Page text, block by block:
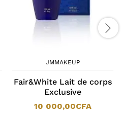
JMMAKEUP
Fair&White Lait de corps
Exclusive
10 000,00CFA